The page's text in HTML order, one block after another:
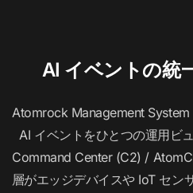
AI イベントの統
Atomrock Management
AI イベントをひとつの運用ビ
Command Center (C2) /
層がエッジデバイスや IoT セン